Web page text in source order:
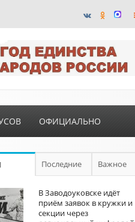
ОФИЦИАЛЬНО
Последние Важное
В Заводоуковске идёт
приём заявок в кружки и
секции через